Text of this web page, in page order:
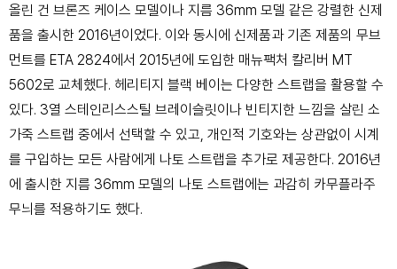
올린 건 브론즈 케이스 모델이나 지름 36mm 모델 같은 강렬한 신제
품을 출시한 2016년이었다. 이와 동시에 신제품과 기존 제품의 무브
먼트를 ETA 2824에서 2015년에 도입한 매뉴팩처 칼리버 MT
5602로 교체했다. 헤리티지 블랙 베이는 다양한 스트랩을 활용할 수
있다. 3열 스테인리스스틸 브레이슬릿이나 빈티지한 느낌을 살린 소
가죽 스트랩 중에서 선택할 수 있고, 개인적 기호와는 상관없이 시계
를 구입하는 모든 사람에게 나토 스트랩을 추가로 제공한다. 2016년
에 출시한 지름 36mm 모델의 나토 스트랩에는 과감히 카무플라주
무늬를 적용하기도 했다.